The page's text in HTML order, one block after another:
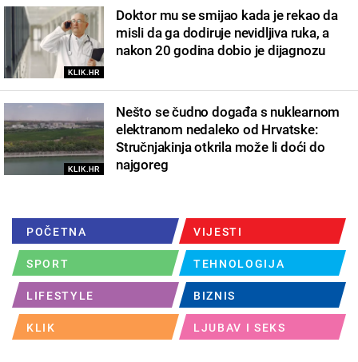
KLIK.HR
Doktor mu se smijao kada je rekao da
misli da ga dodiruje nevidljiva ruka, a
nakon 20 godina dobio je dijagnozu
KLIK.HR
Nešto se čudno događa s nuklearnom
elektranom nedaleko od Hrvatske:
Stručnjakinja otkrila može li doći do
najgoreg
POČETNA VIJESTI
SPORT TEHNOLOGIJA
LIFESTYLE BIZNIS
KLIK LJUBAV I SEKS